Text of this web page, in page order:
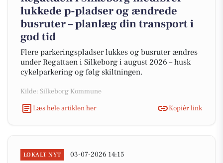
lukkede p-pladser og ændrede
busruter – planlæg din transport i
god tid
Flere parkeringspladser lukkes og busruter ændres
under Regattaen i Silkeborg i august 2026 – husk
cykelparkering og følg skiltningen.
Kilde: Silkeborg Kommune
Læs hele artiklen her
Kopiér link
LOKALT NYT 03-07-2026 14:15